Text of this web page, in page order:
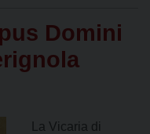
Domini
La Vicaria di